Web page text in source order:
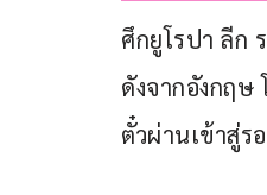
ศึกยูโรปา ลีก
ดังจากอังกฤษ
ตั๋วผ่านเข้าสู่ร